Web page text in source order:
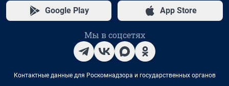
Google Play App Store
Мы в соцсетях
Контактные данные для Роскомнадзора и государственных органов